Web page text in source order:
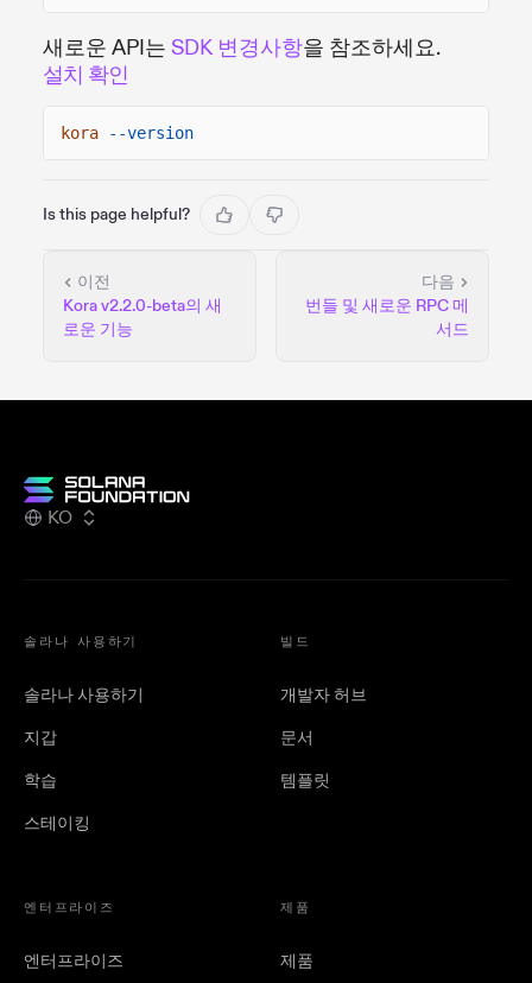
새로운 API는 SDK 변경사항을 참조하세요.
설치 확인
kora --version
Is this page helpful?
이전
Kora v2.2.0-beta의 새
로운 기능
다음
번들 및 새로운 RPC 메
서드
KO
솔라나 사용하기
솔라나 사용하기
지갑
학습
스테이킹
빌드
개발자 허브
문서
템플릿
엔터프라이즈
엔터프라이즈
제품
제품